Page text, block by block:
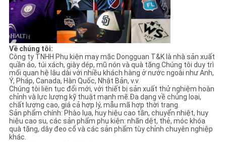
Về chúng tôi:
Công ty TNHH Phụ kiện may mặc Dongguan T&K là nhà sản xuất
quần áo, túi xách, giày dép, mũ nón và quà tặng.Chúng tôi duy trì
mối quan hệ lâu dài với nhiều khách hàng ở nước ngoài như Anh,
Ý, Pháp, Canada, Hàn Quốc, Nhật Bản, v.v.
Chúng tôi liên tục đổi mới, với thiết bị sản xuất thử nghiệm hoàn
chỉnh và lực lượng kỹ thuật mạnh mẽ.Đa dạng về chủng loại,
chất lượng cao, giá cả hợp lý, mẫu mã hợp thời trang.
Sản phẩm chính: Phào lụa, huy hiệu cao tần, chuyển nhiệt, huy
hiệu cao su, các sản phẩm phụ kiện: nhãn dệt, thẻ, móc khóa
quà tặng, dây đeo cổ và các sản phẩm tùy chỉnh chuyên nghiệp
khác.